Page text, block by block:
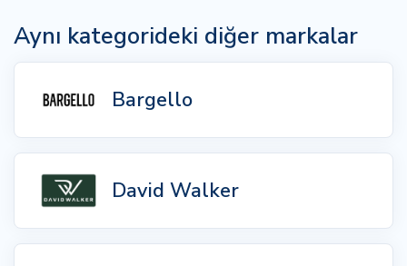
Aynı kategorideki diğer markalar
Bargello
David Walker